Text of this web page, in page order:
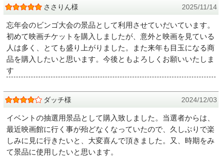
ささりん様 2025/11/14
忘年会のビンゴ大会の景品として利用させていだいています。
初めて映画チケットを購入しましたが、意外と映画を見ている
人は多く、とても盛り上がりました。また来年も目玉になる商
品を購入したいと思います。今後ともよろしくお願いいたしま
す
ダッチ様 2024/12/03
イベントの抽選用景品として購入致しました。当選者からは、
最近映画館に行く事が殆どなくなっていたので、久しぶりで楽
しみに見に行きたいと、大変喜んで頂きました。又、時期をみ
て景品に使用したいと思います。